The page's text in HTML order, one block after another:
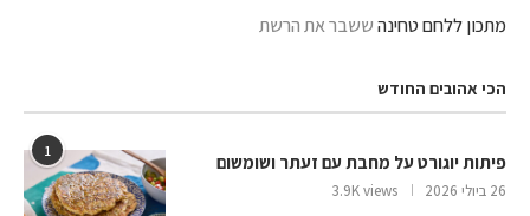
מתכון ללחם טחינהששבר את הרשת
הכי אהובים החודש
1
פיתות יוגורט על מחבת עם זעתר ושומשום
26 ביולי 2026 3.9K views